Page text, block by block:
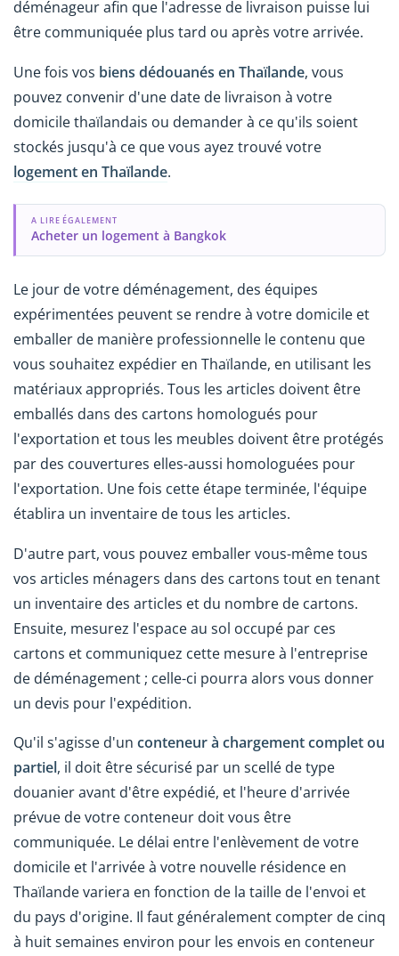
déménageur afin que l'adresse de livraison puisse lui
être communiquée plus tard ou après votre arrivée.
Une fois vos biens dédouanés en Thaïlande, vous
pouvez convenir d'une date de livraison à votre
domicile thaïlandais ou demander à ce qu'ils soient
stockés jusqu'à ce que vous ayez trouvé votre
logement en Thaïlande.
A LIRE ÉGALEMENT
Acheter un logement à Bangkok
Le jour de votre déménagement, des équipes
expérimentées peuvent se rendre à votre domicile et
emballer de manière professionnelle le contenu que
vous souhaitez expédier en Thaïlande, en utilisant les
matériaux appropriés. Tous les articles doivent être
emballés dans des cartons homologués pour
l'exportation et tous les meubles doivent être protégés
par des couvertures elles-aussi homologuées pour
l'exportation. Une fois cette étape terminée, l'équipe
établira un inventaire de tous les articles.
D'autre part, vous pouvez emballer vous-même tous
vos articles ménagers dans des cartons tout en tenant
un inventaire des articles et du nombre de cartons.
Ensuite, mesurez l'espace au sol occupé par ces
cartons et communiquez cette mesure à l'entreprise
de déménagement ; celle-ci pourra alors vous donner
un devis pour l'expédition.
Qu'il s'agisse d'un conteneur à chargement complet ou
partiel, il doit être sécurisé par un scellé de type
douanier avant d'être expédié, et l'heure d'arrivée
prévue de votre conteneur doit vous être
communiquée. Le délai entre l'enlèvement de votre
domicile et l'arrivée à votre nouvelle résidence en
Thaïlande variera en fonction de la taille de l'envoi et
du pays d'origine. Il faut généralement compter de cinq
à huit semaines environ pour les envois en conteneur